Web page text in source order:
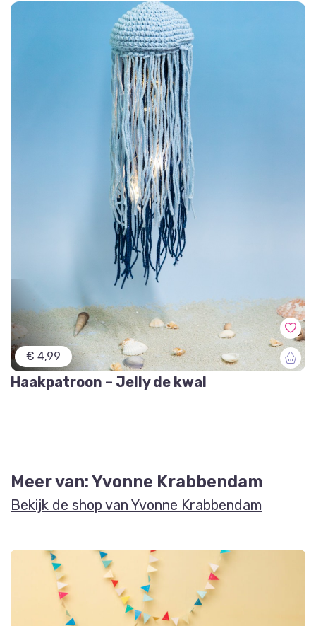
€ 4,99
Haakpatroon – Jelly de kwal
Meer van: Yvonne Krabbendam
Bekijk de shop van Yvonne Krabbendam